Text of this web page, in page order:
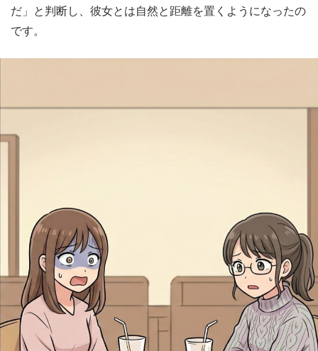
だ」と判断し、彼女とは自然と距離を置くようになったの
です。